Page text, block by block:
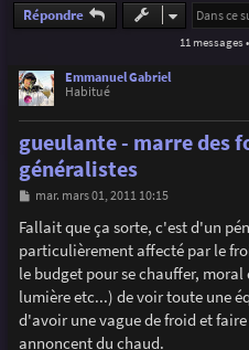
Répondre
11 messages
Emmanuel Gabriel
Habitué
gueulante - marre des
généralistes
M
s
s
a
g
e
mar. mars 01, 2011 10:15
Fallait que ça sorte, c'est d'un
particulièrement affecté par le
le budget pour se chauffer,
lumière etc...) de voir toute une
d'avoir une vague de froid et
annoncent du chaud.